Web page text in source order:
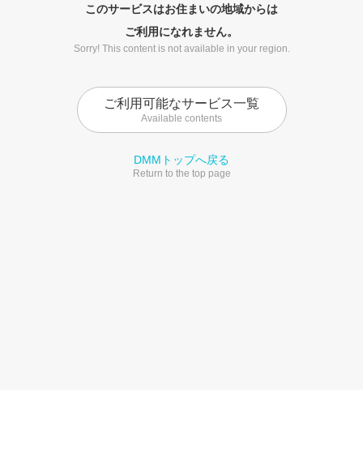
このサービスはお住まいの地域からは
ご利用になれません。
Sorry! This content is not available in your region.
ご利用可能なサービス一覧
Available contents
DMMトップへ戻る
Return to the top page